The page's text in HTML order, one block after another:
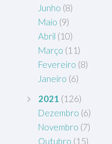
Junho (8)
Maio (9)
Abril (10)
Março (11)
Fevereiro (8)
Janeiro (6)
2021 (126)
Dezembro (6)
Novembro (7)
Outubro (15)